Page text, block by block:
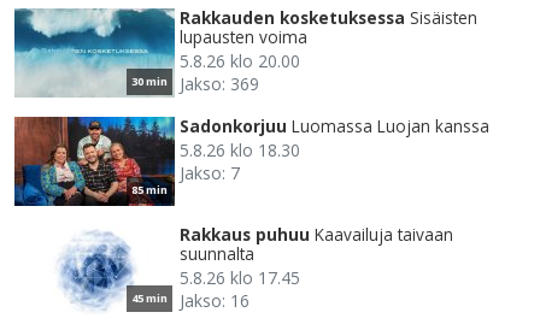
30 min
Rakkauden kosketuksessa Sisäisten
lupausten voima
5.8.26 klo 20.00
Jakso: 369
85 min
Sadonkorjuu Luomassa Luojan kanssa
5.8.26 klo 18.30
Jakso: 7
45 min
Rakkaus puhuu Kaavailuja taivaan
suunnalta
5.8.26 klo 17.45
Jakso: 16